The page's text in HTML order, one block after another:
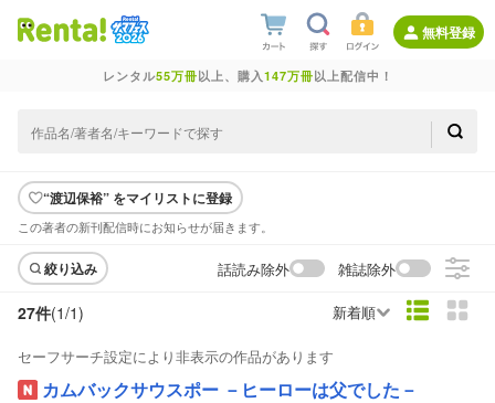
無料登録
レンタル55万冊以上、購入147万冊以上配信中！
“渡辺保裕” をマイリストに登録
この著者の新刊配信時にお知らせが届きます。
絞り込み 話読み除外 雑誌除外
27件(1/1) 新着順
セーフサーチ設定により非表示の作品があります
カムバックサウスポー －ヒーローは父でした－